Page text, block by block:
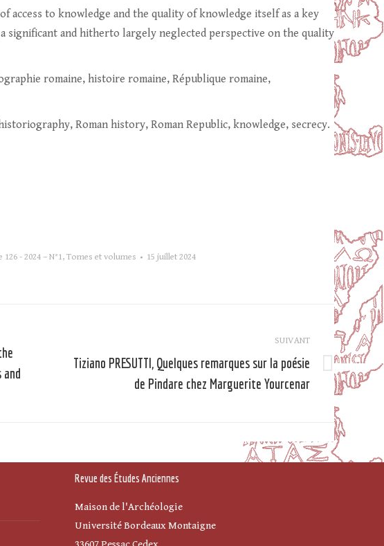
access to knowledge and the quality of knowledge itself as a key
significant and hitherto largely neglected perspective on the quality
romaine, histoire romaine, République romaine,
Roman history, Roman Republic, knowledge, secrecy.
126 - 2024 – N°1, Tomes et volumes 15 juillet 2024
and
SUIVANT
Article
Tiziano PRESUTTI, Quelques remarques sur la poésie
de Pindare chez Marguerite Yourcenar
Revue des Études Anciennes
Maison de l'Archéologie
Université Bordeaux Montaigne